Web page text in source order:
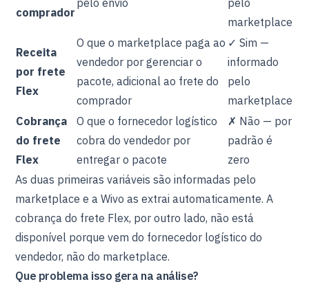
comprador
pelo envio
pelo
marketplace
Receita
por frete
Flex
O que o marketplace paga ao
vendedor por gerenciar o
pacote, adicional ao frete do
comprador
✓ Sim —
informado
pelo
marketplace
Cobrança
do frete
Flex
O que o fornecedor logístico
cobra do vendedor por
entregar o pacote
✗ Não — por
padrão é
zero
As duas primeiras variáveis são informadas pelo
marketplace e a Wivo as extrai automaticamente. A
cobrança do frete Flex, por outro lado, não está
disponível porque vem do fornecedor logístico do
vendedor, não do marketplace.
Que problema isso gera na análise?